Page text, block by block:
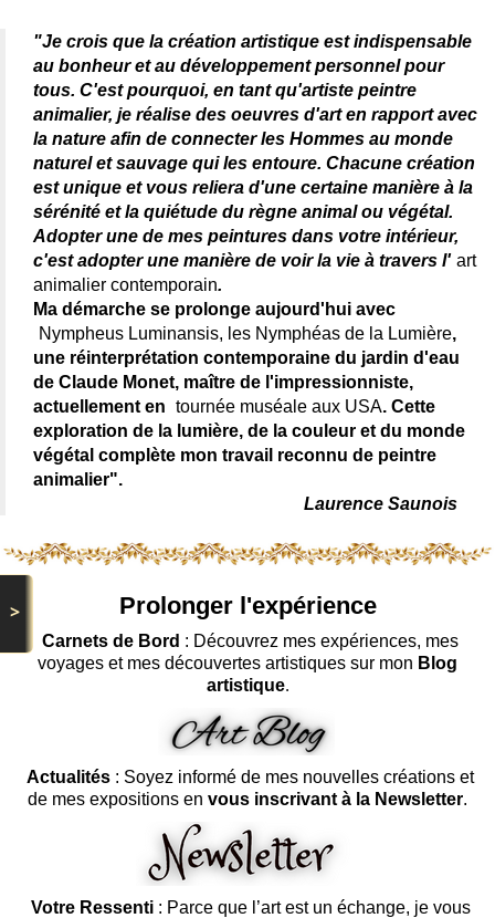
>
"Je crois que la création artistique est indispensable
au bonheur et au développement personnel pour
tous. C'est pourquoi, en tant qu'artiste peintre
animalier, je réalise des oeuvres d'art en rapport avec
la nature afin de connecter les Hommes au monde
naturel et sauvage qui les entoure. Chacune création
est unique et vous reliera d'une certaine manière à la
sérénité et la quiétude du règne animal ou végétal.
Adopter une de mes peintures dans votre intérieur,
c'est adopter une manière de voir la vie à travers l' art
animalier contemporain.
Ma démarche se prolonge aujourd'hui avec
Nympheus Luminansis, les Nymphéas de la Lumière,
une réinterprétation contemporaine du jardin d'eau
de Claude Monet, maître de l'impressionniste,
actuellement en tournée muséale aux USA. Cette
exploration de la lumière, de la couleur et du monde
végétal complète mon travail reconnu de peintre
animalier".
Laurence Saunois
Prolonger l'expérience
Carnets de Bord : Découvrez mes expériences, mes
voyages et mes découvertes artistiques sur mon Blog
artistique.
Actualités : Soyez informé de mes nouvelles créations et
de mes expositions en vous inscrivant à la Newsletter.
Votre Ressenti: Parce que l’art est un échange, je vous